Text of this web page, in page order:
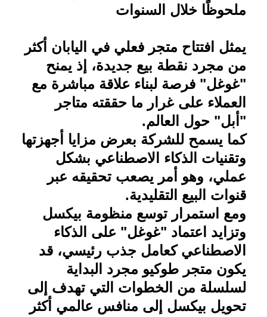
ملحوظًا خلال السنوات
يمثل افتتاح متجر فعلي في اليابان أكثر
من مجرد نقطة بيع جديدة، إذ يمنح
"غوغل" فرصة لبناء علاقة مباشرة مع
العملاء على غرار ما حققته متاجر
"أبل" حول العالم.
كما يسمح للشركة بعرض مزايا أجهزتها
وتقنيات الذكاء الاصطناعي بشكل
عملي، وهو أمر يصعب تحقيقه عبر
قنوات البيع التقليدية.
ومع استمرار توسع منظومة بيكسل
وتزايد اعتماد "غوغل" على الذكاء
الاصطناعي كعامل جذب رئيسي، قد
يكون متجر طوكيو مجرد البداية
لسلسلة من الخطوات التي تهدف إلى
تحويل بيكسل إلى منافس عالمي أكثر